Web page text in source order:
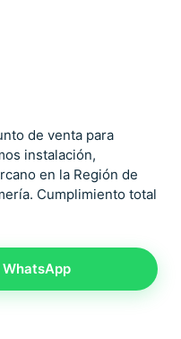
de venta para
instalación,
en la Región de
Cumplimiento total